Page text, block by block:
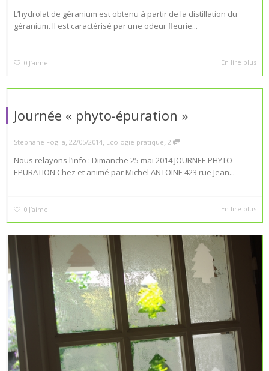
L’hydrolat de géranium est obtenu à partir de la distillation du
géranium. Il est caractérisé par une odeur fleurie...
0 J’aime En lire plus
Journée « phyto-épuration »
Stéphane Foglia, 22/05/2014, Ecologie pratique, 2
Nous relayons l’info : Dimanche 25 mai 2014 JOURNEE PHYTO-
EPURATION Chez et animé par Michel ANTOINE 423 rue Jean...
0 J’aime En lire plus